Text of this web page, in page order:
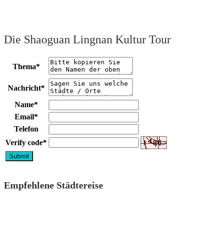
Die Shaoguan Lingnan Kultur Tour
Thema*
Nachricht*
Name*
Email*
Telefon
Verify code*
Empfehlene Städtereise